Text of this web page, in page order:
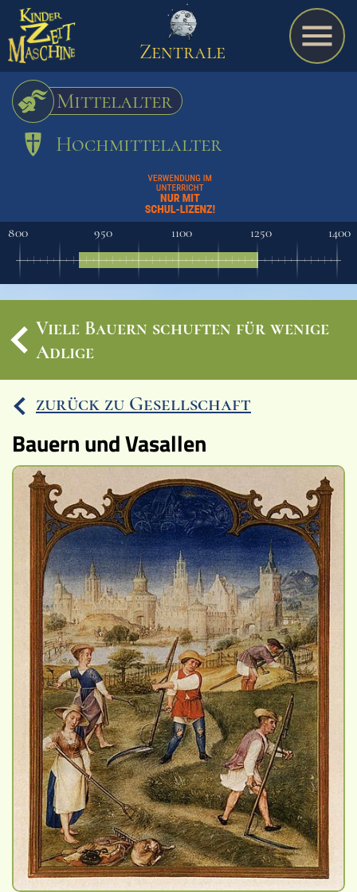
Spiel
Termine
Schulmaterialien
Zentrale
Mittelalter
Hochmittelalter
800 950 1100 1250 1400
Ereignisse
Lucys Wissensbox
Karte
Quiz
Memospiel
Videos
Mach mit!
Buchtipps
Schulmaterialien
Museen
Viele Bauern schuften für wenige
Adlige
zurück zu Gesellschaft
Bauern und Vasallen